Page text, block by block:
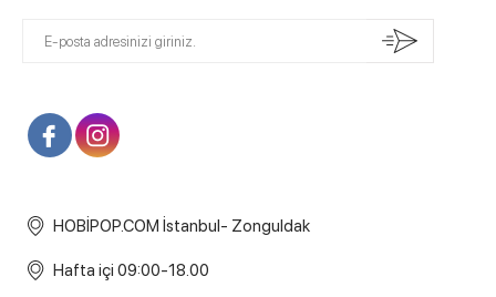
HOBİPOP.COM İstanbul- Zonguldak
Hafta içi 09:00-18.00